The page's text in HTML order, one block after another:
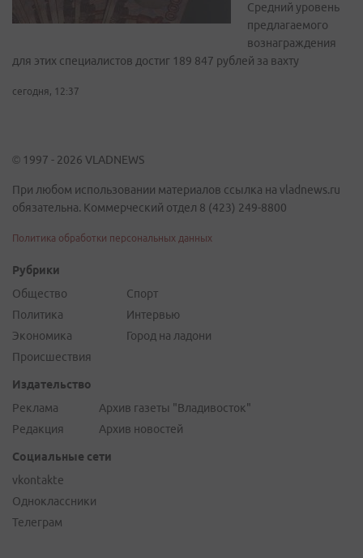
Средний уровень
предлагаемого
вознаграждения
для этих специалистов достиг 189 847 рублей за вахту
сегодня, 12:37
© 1997 - 2026 VLADNEWS
При любом использовании материалов ссылка на vladnews.ru
обязательна. Коммерческий отдел 8 (423) 249-8800
Политика обработки персональных данных
Рубрики
Общество
Политика
Экономика
Происшествия
Спорт
Интервью
Город на ладони
Издательство
Реклама
Редакция
Архив газеты "Владивосток"
Архив новостей
Социальные сети
vkontakte
Одноклассники
Телеграм